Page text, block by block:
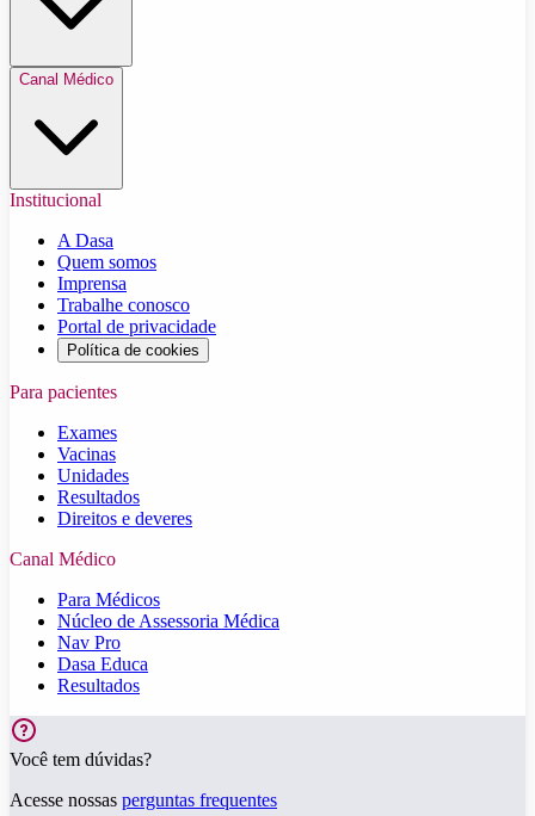
Canal Médico
Institucional
A Dasa
Quem somos
Imprensa
Trabalhe conosco
Portal de privacidade
Política de cookies
Para pacientes
Exames
Vacinas
Unidades
Resultados
Direitos e deveres
Canal Médico
Para Médicos
Núcleo de Assessoria Médica
Nav Pro
Dasa Educa
Resultados
Você tem dúvidas?
Acesse nossas perguntas frequentes